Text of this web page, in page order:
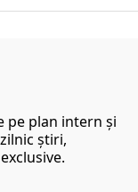
pe plan intern şi
ştiri,